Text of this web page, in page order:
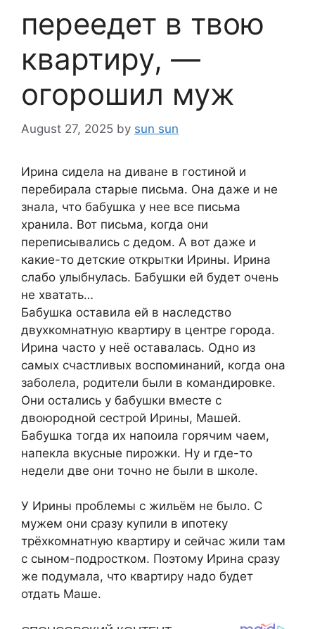
переедет в твою
квартиру, —
огорошил муж
August 27, 2025 by sun sun
Ирина сидела на диване в гостиной и
перебирала старые письма. Она даже и не
знала, что бабушка у нее все письма
хранила. Вот письма, когда они
переписывались с дедом. А вот даже и
какие-то детские открытки Ирины. Ирина
слабо улыбнулась. Бабушки ей будет очень
не хватать…
Бабушка оставила ей в наследство
двухкомнатную квартиру в центре города.
Ирина часто у неё оставалась. Одно из
самых счастливых воспоминаний, когда она
заболела, родители были в командировке.
Они остались у бабушки вместе с
двоюродной сестрой Ирины, Машей.
Бабушка тогда их напоила горячим чаем,
напекла вкусные пирожки. Ну и где-то
недели две они точно не были в школе.
У Ирины проблемы с жильём не было. С
мужем они сразу купили в ипотеку
трёхкомнатную квартиру и сейчас жили там
с сыном-подростком. Поэтому Ирина сразу
же подумала, что квартиру надо будет
отдать Маше.